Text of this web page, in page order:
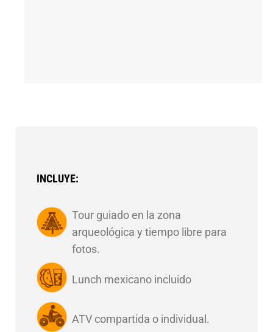
INCLUYE:
Tour guiado en la zona
arqueológica y tiempo libre para
fotos.
Lunch mexicano incluido
ATV compartida o individual.